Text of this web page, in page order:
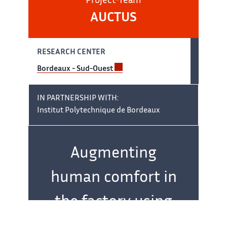
AUCTUS
RESEARCH CENTER
Bordeaux - Sud-Ouest
IN PARTNERSHIP WITH:
Institut Polytechnique de Bordeaux
Augmenting
human comfort in
the factory using